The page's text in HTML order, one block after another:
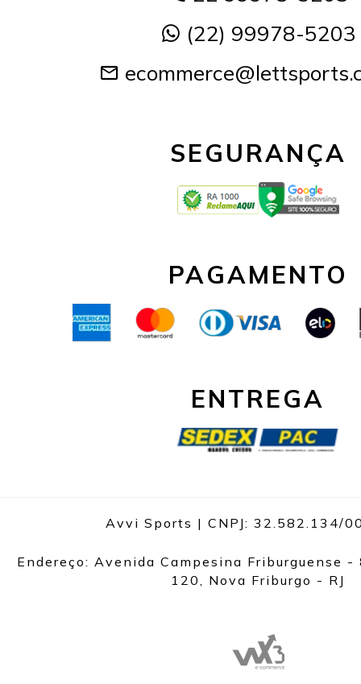
(22) 99978-5203
SEGURANÇA
PAGAMENTO
ENTREGA
Avvi Sports | CNPJ: 32.582.134/
Endereço: Avenida Campesina Friburguense
120, Nova Friburgo - RJ